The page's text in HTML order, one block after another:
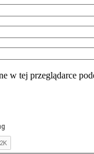
w tej przeglądarce